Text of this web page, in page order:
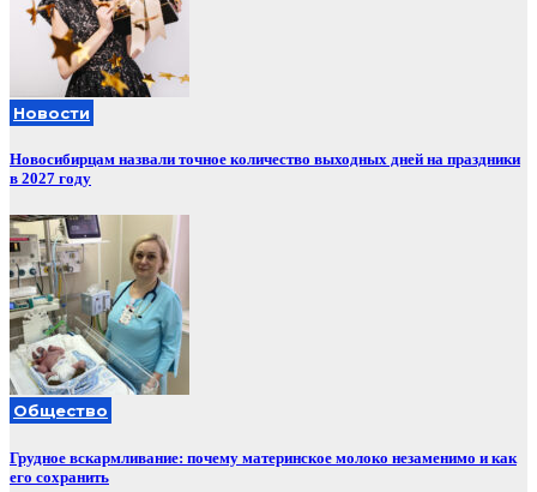
Новости
Новосибирцам назвали точное количество выходных дней на праздники
в 2027 году
Общество
Грудное вскармливание: почему материнское молоко незаменимо и как
его сохранить